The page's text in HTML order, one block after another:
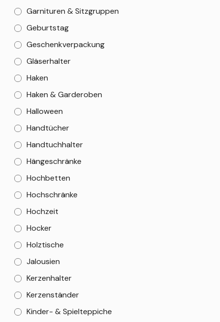
Garnituren & Sitzgruppen
Geburtstag
Geschenkverpackung
Gläserhalter
Haken
Haken & Garderoben
Halloween
Handtücher
Handtuchhalter
Hängeschränke
Hochbetten
Hochschränke
Hochzeit
Hocker
Holztische
Jalousien
Kerzenhalter
Kerzenständer
Kinder- & Spielteppiche